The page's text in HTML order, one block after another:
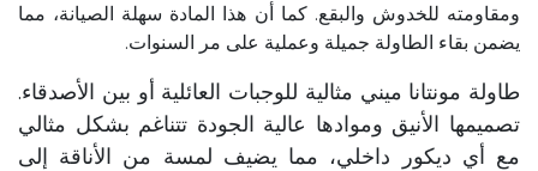
ومقاومته للخدوش والبقع. كما أن هذا المادة سهلة الصيانة، مما
يضمن بقاء الطاولة جميلة وعملية على مر السنوات.
طاولة مونتانا ميني مثالية للوجبات العائلية أو بين الأصدقاء.
تصميمها الأنيق وموادها عالية الجودة تتناغم بشكل مثالي
مع أي ديكور داخلي، مما يضيف لمسة من الأناقة إلى